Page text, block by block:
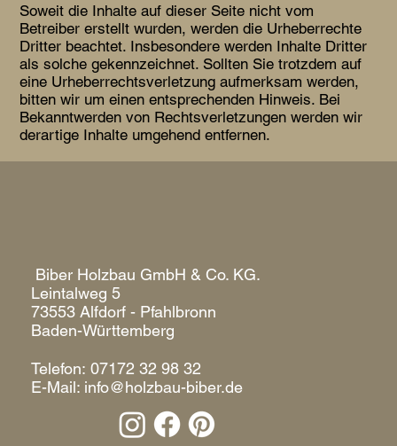
Soweit die Inhalte auf dieser Seite nicht vom
Betreiber erstellt wurden, werden die Urheberrechte
Dritter beachtet. Insbesondere werden Inhalte Dritter
als solche gekennzeichnet. Sollten Sie trotzdem auf
eine Urheberrechtsverletzung aufmerksam werden,
bitten wir um einen entsprechenden Hinweis. Bei
Bekanntwerden von Rechtsverletzungen werden wir
derartige Inhalte umgehend entfernen.
Biber Holzbau GmbH & Co. KG.
Leintalweg 5
73553 Alfdorf - Pfahlbronn
Baden-Württemberg
Telefon: 07172 32 98 32
E-Mail: info@holzbau-biber.de